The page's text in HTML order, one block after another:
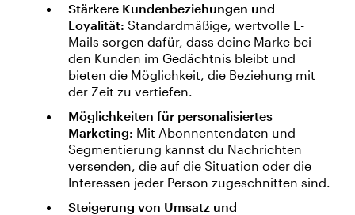
Stärkere Kundenbeziehungen und
Loyalität: Standardmäßige, wertvolle E-
Mails sorgen dafür, dass deine Marke bei
den Kunden im Gedächtnis bleibt und
bieten die Möglichkeit, die Beziehung mit
der Zeit zu vertiefen.
Möglichkeiten für personalisiertes
Marketing: Mit Abonnentendaten und
Segmentierung kannst du Nachrichten
versenden, die auf die Situation oder die
Interessen jeder Person zugeschnitten sind.
Steigerung von Umsatz und